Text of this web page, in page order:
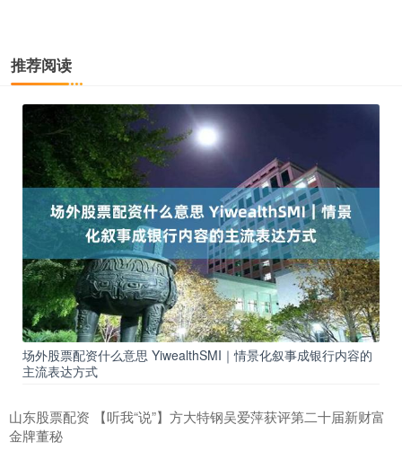
推荐阅读
场外股票配资什么意思 YiwealthSMI｜情景化叙事成银行内容的
主流表达方式
山东股票配资 【听我“说”】方大特钢吴爱萍获评第二十届新财富
金牌董秘